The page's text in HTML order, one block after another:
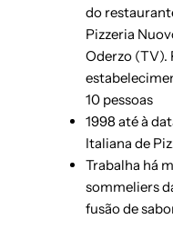
do
Pizzeria
Oderzo (TV).
10 pessoas
1998 até à
Italiana de
Trabalha há
sommeliers
fusão de